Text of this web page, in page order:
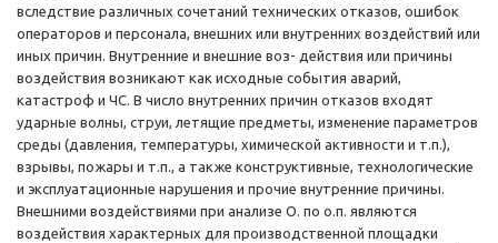
вследствие различных сочетаний технических отказов, ошибок
операторов и персонала, внешних или внутренних воздействий или
иных причин. Внутренние и внешние воз- действия или причины
воздействия возникают как исходные события аварий,
катастроф и ЧС. В число внутренних причин отказов входят
ударные волны, струи, летящие предметы, изменение параметров
среды (давления, температуры, химической активности и т.п.),
взрывы, пожары и т.п., а также конструктивные, технологические
и эксплуатационные нарушения и прочие внутренние причины.
Внешними воздействиями при анализе О. по о.п. являются
воздействия характерных для производственной площадки